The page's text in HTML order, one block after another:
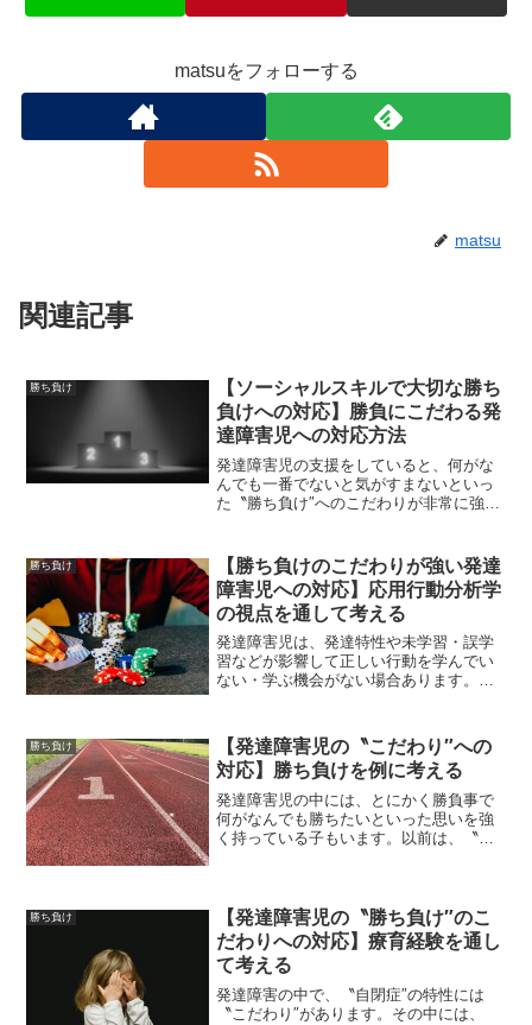
matsuをフォローする
matsu
関連記事
勝ち負け
【ソーシャルスキルで大切な勝ち
負けへの対応】勝負にこだわる発
達障害児への対応方法
発達障害児の支援をしていると、何がな
んでも一番でないと気がすまないといっ
た〝勝ち負け″へのこだわりが非常に強い
が一つの方法としてあります。〝ソーシ
ャルスキルトレーニ...
勝ち負け
【勝ち負けのこだわりが強い発達
障害児への対応】応用行動分析学
の視点を通して考える
発達障害児は、発達特性や未学習・誤学
習などが影響して正しい行動を学んでい
ない・学ぶ機会がない場合あります。正
どのような対応をしていけば正しい行動
を身に付けていけるのかを...
勝ち負け
【発達障害児の〝こだわり″への
対応】勝ち負けを例に考える
発達障害児の中には、とにかく勝負事で
何がなんでも勝ちたいといった思いを強
く持っている子もいます。以前は、〝一
は、勝ちにこだわる子ど...
勝ち負け
【発達障害児の〝勝ち負け″のこ
だわりへの対応】療育経験を通し
て考える
発達障害の中で、〝自閉症″の特性には
〝こだわり″があります。その中には、